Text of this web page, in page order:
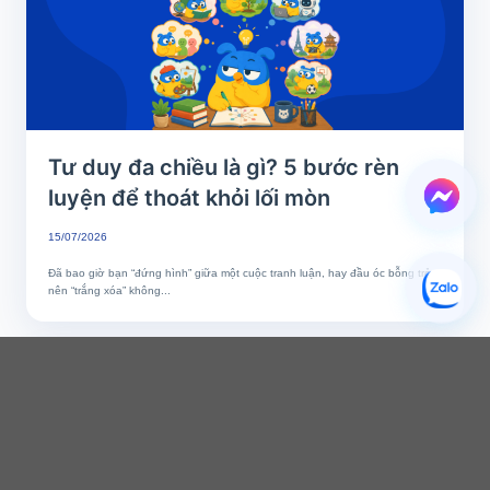
Tư duy đa chiều là gì? 5 bước rèn
luyện để thoát khỏi lối mòn
15/07/2026
Đã bao giờ bạn “đứng hình” giữa một cuộc tranh luận, hay đầu óc bỗng trở
nên “trắng xóa” không...